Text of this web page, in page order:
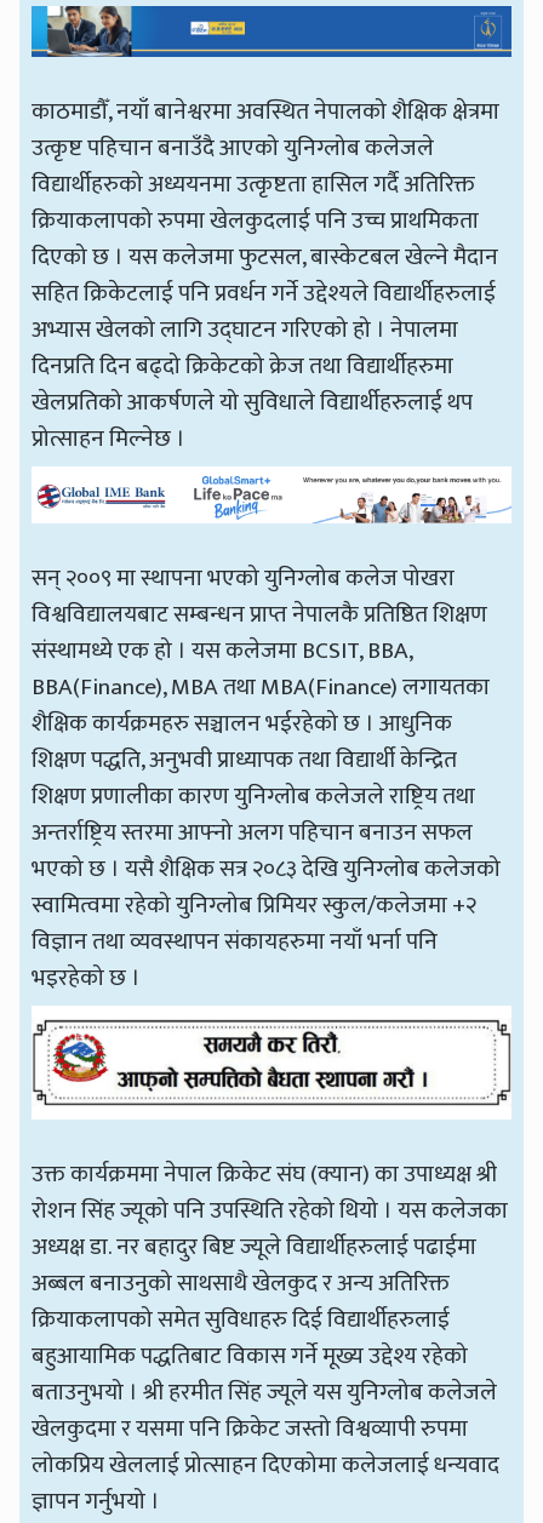
काठमाडौँ, नयाँ बानेश्वरमा अवस्थित नेपालको शैक्षिक क्षेत्रमा
उत्कृष्ट पहिचान बनाउँदै आएको युनिग्लोब कलेजले
विद्यार्थीहरुको अध्ययनमा उत्कृष्टता हासिल गर्दै अतिरिक्त
क्रियाकलापको रुपमा खेलकुदलाई पनि उच्च प्राथमिकता
दिएको छ । यस कलेजमा फुटसल, बास्केटबल खेल्ने मैदान
सहित क्रिकेटलाई पनि प्रवर्धन गर्ने उद्देश्यले विद्यार्थीहरुलाई
अभ्यास खेलको लागि उद्घाटन गरिएको हो । नेपालमा
दिनप्रति दिन बढ्दो क्रिकेटको क्रेज तथा विद्यार्थीहरुमा
खेलप्रतिको आकर्षणले यो सुविधाले विद्यार्थीहरुलाई थप
प्रोत्साहन मिल्नेछ ।
सन् २००९ मा स्थापना भएको युनिग्लोब कलेज पोखरा
विश्वविद्यालयबाट सम्बन्धन प्राप्त नेपालकै प्रतिष्ठित शिक्षण
संस्थामध्ये एक हो । यस कलेजमा BCSIT, BBA,
BBA(Finance), MBA तथा MBA(Finance) लगायतका
शैक्षिक कार्यक्रमहरु सञ्चालन भईरहेको छ । आधुनिक
शिक्षण पद्धति, अनुभवी प्राध्यापक तथा विद्यार्थी केन्द्रित
शिक्षण प्रणालीका कारण युनिग्लोब कलेजले राष्ट्रिय तथा
अन्तर्राष्ट्रिय स्तरमा आफ्नो अलग पहिचान बनाउन सफल
भएको छ । यसै शैक्षिक सत्र २०८३ देखि युनिग्लोब कलेजको
स्वामित्वमा रहेको युनिग्लोब प्रिमियर स्कुल/कलेजमा +२
विज्ञान तथा व्यवस्थापन संकायहरुमा नयाँ भर्ना पनि
भइरहेको छ ।
उक्त कार्यक्रममा नेपाल क्रिकेट संघ (क्यान) का उपाध्यक्ष श्री
रोशन सिंह ज्यूको पनि उपस्थिति रहेको थियो । यस कलेजका
अध्यक्ष डा. नर बहादुर बिष्ट ज्यूले विद्यार्थीहरुलाई पढाईमा
अब्बल बनाउनुको साथसाथै खेलकुद र अन्य अतिरिक्त
क्रियाकलापको समेत सुविधाहरु दिई विद्यार्थीहरुलाई
बहुआयामिक पद्धतिबाट विकास गर्ने मूख्य उद्देश्य रहेको
बताउनुभयो । श्री हरमीत सिंह ज्यूले यस युनिग्लोब कलेजले
खेलकुदमा र यसमा पनि क्रिकेट जस्तो विश्वव्यापी रुपमा
लोकप्रिय खेललाई प्रोत्साहन दिएकोमा कलेजलाई धन्यवाद
ज्ञापन गर्नुभयो ।